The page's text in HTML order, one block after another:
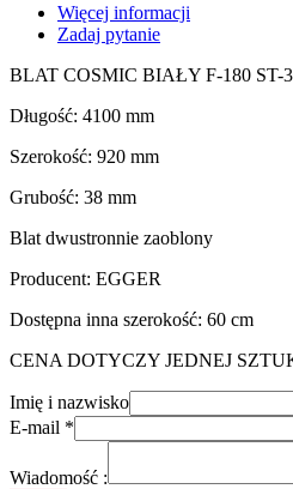
Więcej informacji
Zadaj pytanie
BLAT COSMIC BIAŁY F-180 ST-
Długość: 4100 mm
Szerokość: 920 mm
Grubość: 38 mm
Blat dwustronnie zaoblony
Producent: EGGER
Dostępna inna szerokość: 60 cm
CENA DOTYCZY JEDNEJ
Imię i nazwisko
E-mail *
Wiadomość :